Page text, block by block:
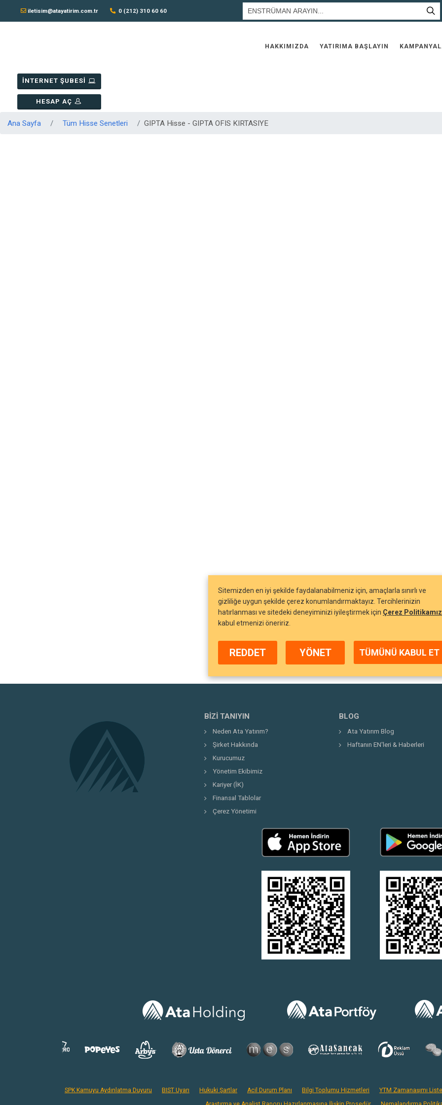
iletisim@atayatirim.com.tr 0 (212) 310 60 60
İNTERNET ŞUBESİ
HESAP AÇ
HAKKIMIZDA YATIRIMA BAŞLAYIN
Ana Sayfa Tüm Hisse Senetleri GIPTA Hisse - GIPTA OFIS KIRTASIYE
BIZI TANIYIN
Neden Ata Yatırım?
Şirket Hakkında
Kurucumuz
Yönetim Ekibimiz
Kariyer (İK)
Finansal Tablolar
Çerez Yönetimi
BLOG
Ata Yatırım Blog
Haftanın EN'leri & Haberleri
SPK Kamuyu Aydınlatma Duyuru BIST Uyarı Hukuki Şartlar Acil Durum Planı Bilgi Toplumu Hizmetleri
YTM Zamanaşımı
Sitemizden en iyi şekilde faydalanabilmeniz için, amaçlarla sınırlı ve
gizliliğe uygun şekilde çerez konumlandırmaktayız. Tercihlerinizin
hatırlanması ve sitedeki deneyiminizi iyileştirmek için Çerez
kabul etmenizi öneririz.
REDDET YÖNET TÜMÜNÜ KABUL ET